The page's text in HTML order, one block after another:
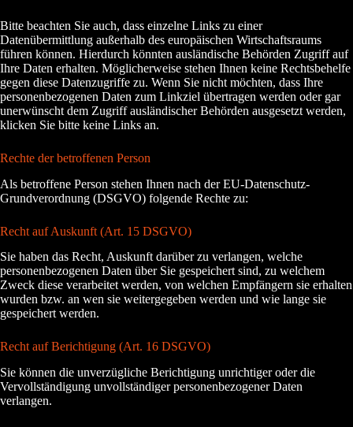
Bitte beachten Sie auch, dass einzelne Links zu einer
Datenübermittlung außerhalb des europäischen Wirtschaftsraums
führen können. Hierdurch könnten ausländische Behörden Zugriff auf
Ihre Daten erhalten. Möglicherweise stehen Ihnen keine Rechtsbehelfe
gegen diese Datenzugriffe zu. Wenn Sie nicht möchten, dass Ihre
personenbezogenen Daten zum Linkziel übertragen werden oder gar
unerwünscht dem Zugriff ausländischer Behörden ausgesetzt werden,
klicken Sie bitte keine Links an.
Rechte der betroffenen Person
Als betroffene Person stehen Ihnen nach der EU-Datenschutz-
Grundverordnung (DSGVO) folgende Rechte zu:
Recht auf Auskunft (Art. 15 DSGVO)
Sie haben das Recht, Auskunft darüber zu verlangen, welche
personenbezogenen Daten über Sie gespeichert sind, zu welchem
Zweck diese verarbeitet werden, von welchen Empfängern sie erhalten
wurden bzw. an wen sie weitergegeben werden und wie lange sie
gespeichert werden.
Recht auf Berichtigung (Art. 16 DSGVO)
Sie können die unverzügliche Berichtigung unrichtiger oder die
Vervollständigung unvollständiger personenbezogener Daten
verlangen.